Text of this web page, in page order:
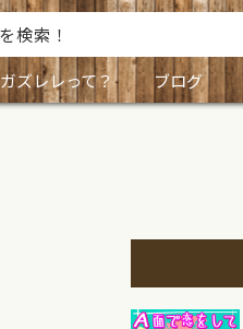
ガズレレって？ ブログ